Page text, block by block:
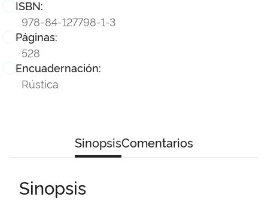
ISBN:
978-84-127798-1-3
Páginas:
528
Encuadernación:
Rústica
SinopsisComentarios
Sinopsis